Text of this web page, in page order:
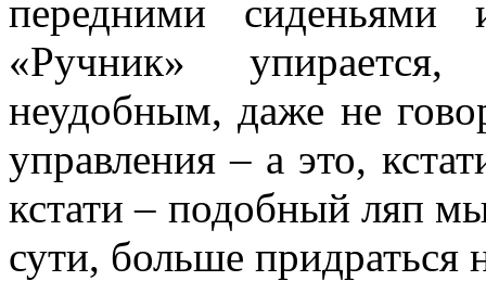
передними сиденьями
«Ручник»
неудобным, даже не
управления – а это,
кстати – подобный ляп
сути, больше придраться